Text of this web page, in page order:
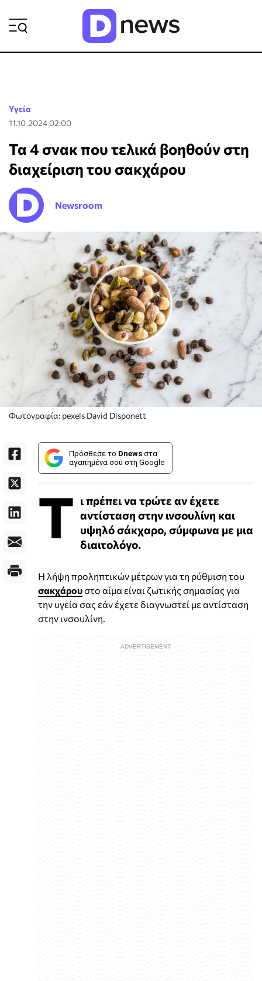
Υγεία
11.10.2024 02:00
Τα 4 σνακ που τελικά βοηθούν στη
διαχείριση του σακχάρου
Newsroom
Φωτογραφία: pexels David Disponett
Πρόσθεσε το Dnews στα
αγαπημένα σου στη Google
Τ ι πρέπει να τρώτε αν έχετε
αντίσταση στην ινσουλίνη και
υψηλό σάκχαρο, σύμφωνα με μια
διαιτολόγο.
Η λήψη προληπτικών μέτρων για τη ρύθμιση του
σακχάρουστο αίμα είναι ζωτικής σημασίας για
την υγεία σας εάν έχετε διαγνωστεί με αντίσταση
στην ινσουλίνη.